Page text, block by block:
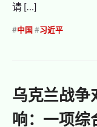
请 […]
#中国 #习近平
乌克兰战争
响：一项综